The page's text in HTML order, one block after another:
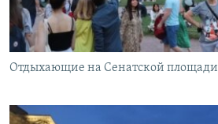
Отдыхающие на Сенатской площади